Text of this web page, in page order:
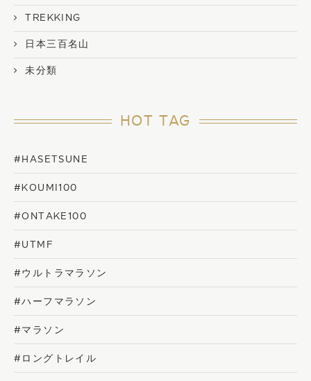
TREKKING
日本三百名山
未分類
HOT TAG
#HASETSUNE
#KOUMI100
#ONTAKE100
#UTMF
#ウルトラマラソン
#ハーフマラソン
#マラソン
#ロングトレイル